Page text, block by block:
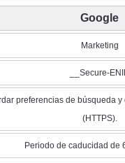
Google
Marketing
__Secure-
preferencias de búsqueda
(HTTPS).
Periodo de caducidad de